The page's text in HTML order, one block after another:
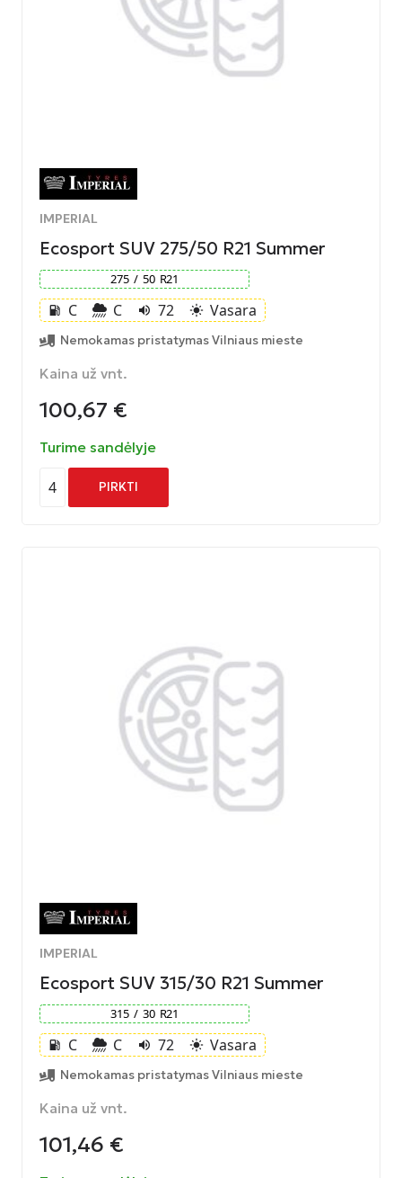
IMPERIAL
Ecosport SUV 275/50 R21 Summer
275 / 50 R21
local_gas_station C C volume_up 72 light_mode Vasara
Nemokamas pristatymas Vilniaus mieste
Kaina už vnt.
100,67 €
Turime sandėlyje
4 PIRKTI
IMPERIAL
Ecosport SUV 315/30 R21 Summer
315 / 30 R21
local_gas_station C C volume_up 72 light_mode Vasara
Nemokamas pristatymas Vilniaus mieste
Kaina už vnt.
101,46 €